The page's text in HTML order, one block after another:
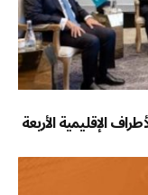
الإقليمية الأربعة